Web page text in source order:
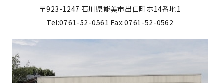
〒923-1247 石川県能美市出口町ホ14番地1
Tel:0761-52-0561 Fax:0761-52-0562